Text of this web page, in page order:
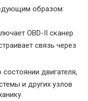
образом:
OBD-II сканер
связь через
двигателя,
и других узлов